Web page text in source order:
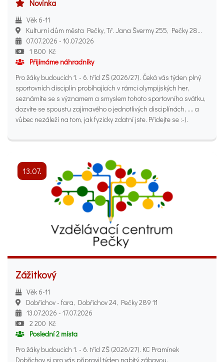
Novinka
Věk 6-11
Kulturní dům města Pečky, Tř. Jana Švermy 255, Pečky 289 11
07.07.2026 - 10.07.2026
1 800 Kč
Přijímáme náhradníky
Pro žáky budoucích 1. - 6. tříd ZŠ (2026/27). Čeká vás týden plný
sportovních disciplín probíhajících v rámci olympijských her,
seznámíte se s významem a smyslem tohoto sportovního svátku,
dozvíte se spoustu zajímavého o jednotlivých disciplínách, .... a
vůbec nezáleží na tom, jak fyzicky zdatní jste. Přidejte se :-).
13.07.
Zážitkový
Věk 6-11
Dobřichov - fara, Dobřichov 24, Pečky 289 11
13.07.2026 - 17.07.2026
2 200 Kč
Poslední 2 místa
Pro žáky budoucích 1. - 6. tříd ZŠ (2026/27). KC Pramínek
Dobřichov si pro vás připravil týden nabitý zábavou,